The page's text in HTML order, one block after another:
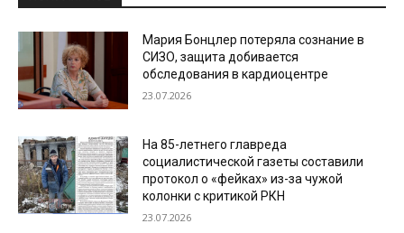
Мария Бонцлер потеряла сознание в
СИЗО, защита добивается
обследования в кардиоцентре
23.07.2026
На 85-летнего главреда
социалистической газеты составили
протокол о «фейках» из-за чужой
колонки с критикой РКН
23.07.2026